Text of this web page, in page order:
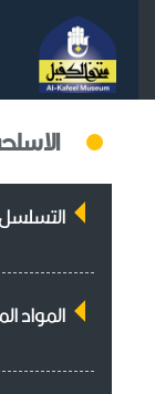
المواد